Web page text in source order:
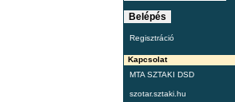
Regisztráció
Kapcsolat
MTA SZTAKI DSD
szotar.sztaki.hu